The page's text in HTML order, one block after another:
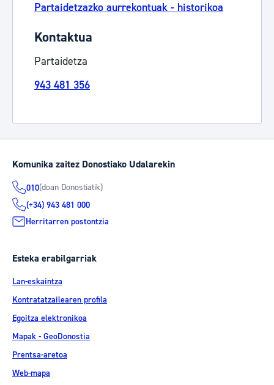
Partaidetzazko aurrekontuak - historikoa
Kontaktua
Partaidetza
943 481 356
Komunika zaitez Donostiako Udalarekin
010(doan Donostiatik)
(+34) 943 481 000
Herritarren postontzia
Esteka erabilgarriak
Lan-eskaintza
Kontratatzailearen profila
Egoitza elektronikoa
Mapak - GeoDonostia
Prentsa-aretoa
Web-mapa